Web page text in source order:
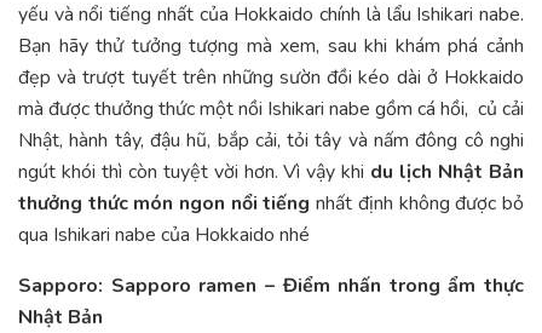
yếu và nổi tiếng nhất của Hokkaido chính là lẩu Ishikari nabe.
Bạn hãy thử tưởng tượng mà xem, sau khi khám phá cảnh
đẹp và trượt tuyết trên những sườn đồi kéo dài ở Hokkaido
mà được thưởng thức một nồi Ishikari nabe gồm cá hồi, củ cải
Nhật, hành tây, đậu hũ, bắp cải, tỏi tây và nấm đông cô nghi
ngút khói thì còn tuyệt vời hơn. Vì vậy khi du lịch Nhật Bản
thưởng thức món ngon nổi tiếng nhất định không được bỏ
qua Ishikari nabe của Hokkaido nhé
Sapporo: Sapporo ramen – Điểm nhấn trong ẩm thực
Nhật Bản